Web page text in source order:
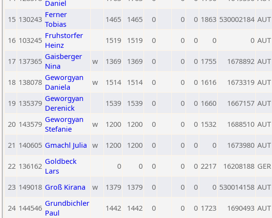
Daniel
15 130243 Ferner
Tobias
1465 1465 0 0 0 1863 530002184 AUT
16 103245 Fruhstorfer
Heinz
1519 1519 0 0 0 0 0 AUT
17 137365 Gaisberger
Nina
w 1369 1369 0 0 0 1755 1678892 AUT
18 138078 Geworgyan
Daniela
w 1514 1514 0 0 0 1616 1673319 AUT
19 135379 Geworgyan
Derenick
1539 1539 0 0 0 1660 1667157 AUT
20 143579 Geworgyan
Stefanie
w 1200 1200 0 0 0 1532 1688510 AUT
21 140605 Gmachl Julia w 1200 1200 0 0 0 0 1673980 AUT
22 136162 Goldbeck
Lars
0 0 0 0 0 2217 16208188 GER
23 149018 Groß Kirana w 1379 1379 0 0 0 0 530014158 AUT
24 144546 Grundbichler
Paul
1442 1442 0 0 0 1723 1690493 AUT